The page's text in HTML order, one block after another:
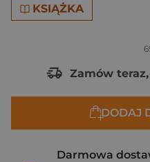
KSIĄŻKA
Zamów
DODAJ
Darmowa